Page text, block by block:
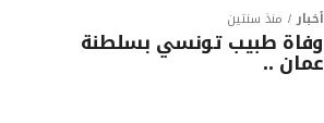
أخبار منذ سنتين
وفاة طبيب تونسي بسلطنة
عمان ..